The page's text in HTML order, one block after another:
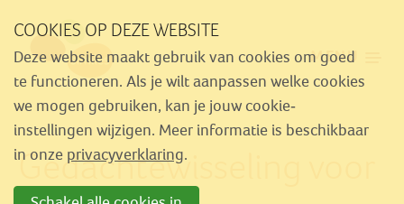
links
over
Spring
naar
navigatie
MENU
Gedachtewisseling voor
Aanbod
Nieuws
Activiteiten
Over Similes
COOKIES OP DEZE WEBSITE
Deze website maakt gebruik van cookies om goed
te functioneren. Als je wilt aanpassen welke cookies
we mogen gebruiken, kan je jouw cookie-
instellingen wijzigen. Meer informatie is beschikbaar
in onze privacyverklaring.